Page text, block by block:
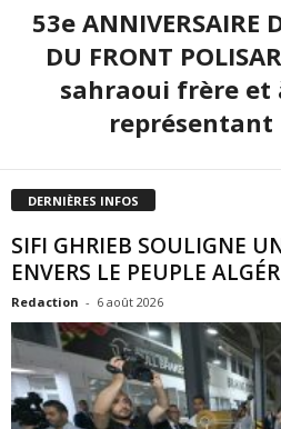
53e ANNIVERSAIRE
DU FRONT
sahraoui frère et
DERNIÈRES INFOS
SIFI GHRIEB SOULIGNE
ENVERS LE PEUPLE
Redaction - 6 août 2026